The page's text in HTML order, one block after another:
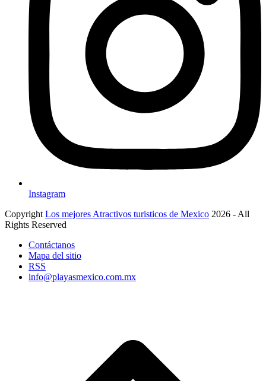
Instagram
Copyright Los mejores Atractivos turisticos de Mexico 2026 - All
Rights Reserved
Contáctanos
Mapa del sitio
RSS
info@playasmexico.com.mx